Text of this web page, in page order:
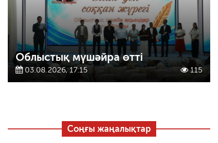
Облыстық мүшәйра өтті
03.08.2026, 17:15 115
Соңғы жаңалықтар